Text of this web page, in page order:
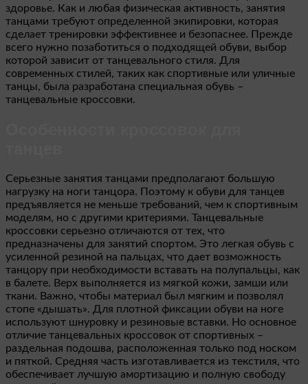
здоровье. Как и любая физическая активность, занятия
танцами требуют определенной экипировки, которая
сделает тренировки эффективнее и безопаснее. Прежде
всего нужно позаботиться о подходящей обуви, выбор
которой зависит от танцевального стиля. Для
современных стилей, таких как спортивные или уличные
танцы, была разработана специальная обувь –
танцевальные кроссовки.
Серьезные занятия танцами предполагают большую
нагрузку на ноги танцора. Поэтому к обуви для танцев
предъявляется не меньше требований, чем к спортивным
моделям, но с другими критериями. Танцевальные
кроссовки серьезно отличаются от тех, что
предназначены для занятий спортом. Это легкая обувь с
усиленной резиной на пальцах, что дает возможность
танцору при необходимости вставать на полупальцы, как
в балете. Верх выполняется из мягкой кожи, замши или
ткани. Важно, чтобы материал был мягким и позволял
стопе «дышать». Для плотной фиксации обуви на ноге
используют шнуровку и резиновые вставки. Но основное
отличие танцевальных кроссовок от спортивных –
раздельная подошва, расположенная только под носком
и пяткой. Средняя часть изготавливается из текстиля, что
обеспечивает лучшую амортизацию и полную свободу